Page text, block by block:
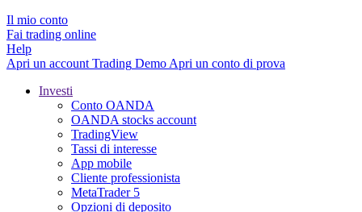
Il mio conto
Fai trading online
Help
Apri un account Trading Demo Apri un conto di prova
Investi
Conto OANDA
OANDA stocks account
TradingView
Tassi di interesse
App mobile
Cliente professionista
MetaTrader 5
Opzioni di deposito